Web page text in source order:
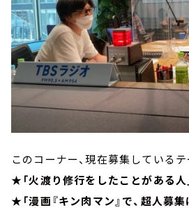
このコーナー、現在募集している
★ 「火渡り修行をしたことがある人
★「漫画『キン肉マン』で、超人募